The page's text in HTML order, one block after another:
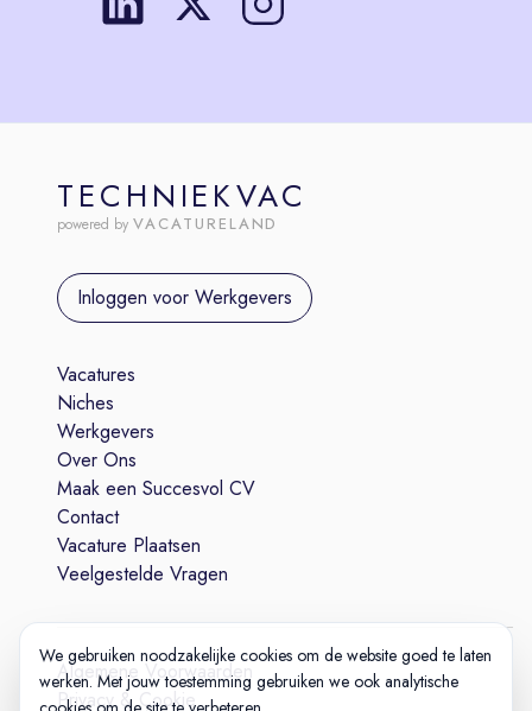
TECHNIEKVAC
powered by VACATURELAND
Inloggen voor Werkgevers
Vacatures
Niches
Werkgevers
Over Ons
Maak een Succesvol CV
Contact
Vacature Plaatsen
Veelgestelde Vragen
Algemene Voorwaarden
Privacy & Cookie
We gebruiken noodzakelijke cookies om de website goed te laten
werken. Met jouw toestemming gebruiken we ook analytische